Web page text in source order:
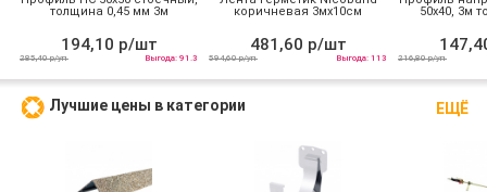
толщина 0,45 мм 3м
194,10 р/шт
285,40 р/уп Выгода: 91.3
коричневая 3мх10см
481,60 р/шт
594,60 р/уп Выгода: 113
50х40, 3м
216,80 р/уп
ЕЩЁ
Лучшие цены в категории